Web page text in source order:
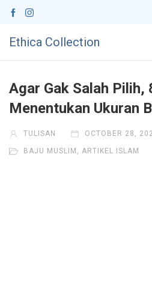
Ethica Collection
Agar Gak Salah Pilih,
Menentukan Ukuran
TULISAN OCTOBER 28,
BAJU MUSLIM ARTIKEL ISLAM